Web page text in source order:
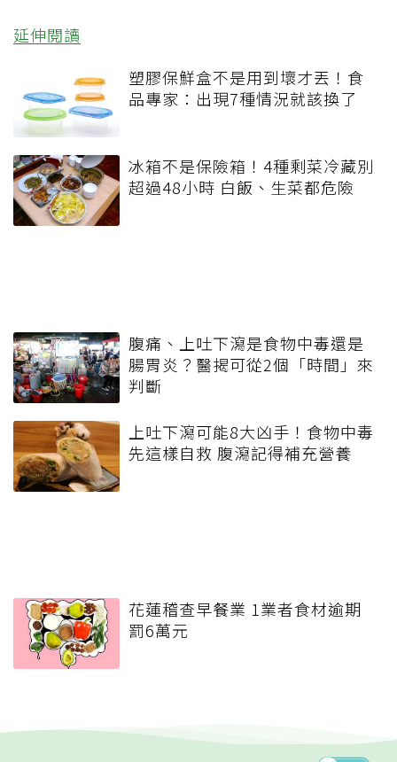
延伸閱讀
塑膠保鮮盒不是用到壞才丟！食
品專家：出現7種情況就該換了
冰箱不是保險箱！4種剩菜冷藏別
超過48小時 白飯、生菜都危險
腹痛、上吐下瀉是食物中毒還是
腸胃炎？醫揭可從2個「時間」來
判斷
上吐下瀉可能8大凶手！食物中毒
先這樣自救 腹瀉記得補充營養
花蓮稽查早餐業 1業者食材逾期
罰6萬元